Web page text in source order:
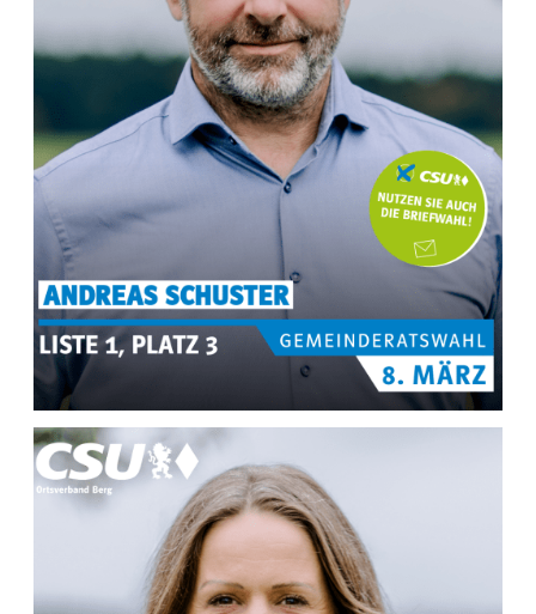
MEHR INFOS ZU
Andreas Schuster